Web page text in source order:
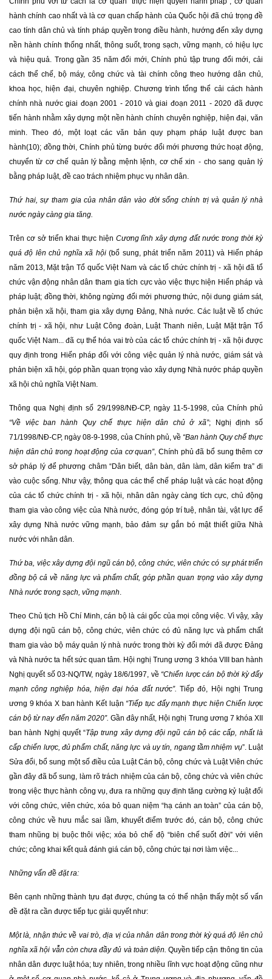
hành chính cao nhất và là cơ quan chấp hành của Quốc hội đã chú trọng đề
cao tính dân chủ và tính pháp quyền trong điều hành, hướng đến xây dựng
nền hành chính thống nhất, thông suốt, trong sạch, vững mạnh, có hiệu lực
và hiệu quả. Trong gần 35 năm đổi mới, Chính phủ tập trung đổi mới, cải
cách thể chế, bộ máy, công chức và tài chính công theo hướng dân chủ,
khoa học, hiện đại, chuyên nghiệp. Chương trình tổng thể cải cách hành
chính nhà nước giai đoạn 2001 - 2010 và giai đoạn 2011 - 2020 đã được
tiến hành nhằm xây dựng một nền hành chính chuyên nghiệp, hiện đại, văn
minh. Theo đó, một loạt các văn bản quy phạm pháp luật được ban
hành(10); đồng thời, Chính phủ từng bước đổi mới phương thức hoạt động,
chuyển từ cơ chế quản lý bằng mệnh lệnh, cơ chế xin - cho sang quản lý
bằng pháp luật, đề cao trách nhiệm phục vụ nhân dân.
Thứ hai, sự tham gia của nhân dân vào đời sống chính trị và quản lý nhà
nước ngày càng gia tăng.
Trên cơ sở triển khai thực hiện Cương lĩnh xây dựng đất nước trong thời kỳ
quá độ lên chủ nghĩa xã hội(bổ sung, phát triển năm 2011) và Hiến pháp
năm 2013, Mặt trận Tổ quốc Việt Nam và các tổ chức chính trị - xã hội đã tổ
chức vận động nhân dân tham gia tích cực vào việc thực hiện Hiến pháp và
pháp luật; đồng thời, không ngừng đổi mới phương thức, nội dung giám sát,
phản biện xã hội, tham gia xây dựng Đảng, Nhà nước. Các luật về tổ chức
chính trị - xã hội, như Luật Công đoàn, Luật Thanh niên, Luật Mặt trận Tổ
quốc Việt Nam... đã cụ thể hóa vai trò của các tổ chức chính trị - xã hội được
quy định trong Hiến pháp đối với công việc quản lý nhà nước, giám sát và
phản biện xã hội, góp phần quan trọng vào xây dựng Nhà nước pháp quyền
xã hội chủ nghĩa Việt Nam.
Thông qua Nghị định số 29/1998/NĐ-CP, ngày 11-5-1998, của Chính phủ
“Về việc ban hành Quy chế thực hiện dân chủ ở xã”; Nghị định số
71/1998/NĐ-CP, ngày 08-9-1998, của Chính phủ, về “Ban hành Quy chế thực
hiện dân chủ trong hoạt động của cơ quan”, Chính phủ đã bổ sung thêm cơ
sở pháp lý để phương châm “Dân biết, dân bàn, dân làm, dân kiểm tra” đi
vào cuộc sống. Như vậy, thông qua các thể chế pháp luật và các hoạt động
của các tổ chức chính trị - xã hội, nhân dân ngày càng tích cực, chủ động
tham gia vào công việc của Nhà nước, đóng góp trí tuệ, nhân tài, vật lực để
xây dựng Nhà nước vững mạnh, bảo đảm sự gắn bó mật thiết giữa Nhà
nước với nhân dân.
Thứ ba, việc xây dựng đội ngũ cán bộ, công chức, viên chức có sự phát triển
đồng bộ cả về năng lực và phẩm chất, góp phần quan trọng vào xây dựng
Nhà nước trong sạch, vững mạnh.
Theo Chủ tịch Hồ Chí Minh, cán bộ là cái gốc của mọi công việc. Vì vậy, xây
dựng đội ngũ cán bộ, công chức, viên chức có đủ năng lực và phẩm chất
tham gia vào bộ máy quản lý nhà nước trong thời kỳ đổi mới đã được Đảng
và Nhà nước ta hết sức quan tâm. Hội nghị Trung ương 3 khóa VIII ban hành
Nghị quyết số 03-NQ/TW, ngày 18/6/1997, về “Chiến lược cán bộ thời kỳ đẩy
mạnh công nghiệp hóa, hiện đại hóa đất nước”. Tiếp đó, Hội nghị Trung
ương 9 khóa X ban hành Kết luận “Tiếp tục đẩy mạnh thực hiện Chiến lược
cán bộ từ nay đến năm 2020”. Gần đây nhất, Hội nghị Trung ương 7 khóa XII
ban hành Nghị quyết “Tập trung xây dựng đội ngũ cán bộ các cấp, nhất là
cấp chiến lược, đủ phẩm chất, năng lực và uy tín, ngang tầm nhiệm vụ”. Luật
Sửa đổi, bổ sung một số điều của Luật Cán bộ, công chức và Luật Viên chức
gần đây đã bổ sung, làm rõ trách nhiệm của cán bộ, công chức và viên chức
trong việc thực hành công vụ, đưa ra những quy định tăng cường kỷ luật đối
với công chức, viên chức, xóa bỏ quan niệm “hạ cánh an toàn” của cán bộ,
công chức về hưu mắc sai lầm, khuyết điểm trước đó, cán bộ, công chức
tham nhũng bị buộc thôi việc; xóa bỏ chế độ “biên chế suốt đời” với viên
chức; công khai kết quả đánh giá cán bộ, công chức tại nơi làm việc...
Những vấn đề đặt ra:
Bên cạnh những thành tựu đạt được, chúng ta có thể nhận thấy một số vấn
đề đặt ra cần được tiếp tục giải quyết như:
Một là, nhận thức về vai trò, địa vị của nhân dân trong thời kỳ quá độ lên chủ
nghĩa xã hội vẫn còn chưa đầy đủ và toàn diện.Quyền tiếp cận thông tin của
nhân dân được luật hóa; tuy nhiên, trong nhiều lĩnh vực hoạt động cũng như